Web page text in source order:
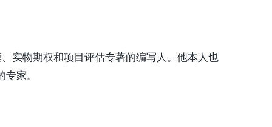
实物期权和项目评估专著的编写人。他本人也
家。